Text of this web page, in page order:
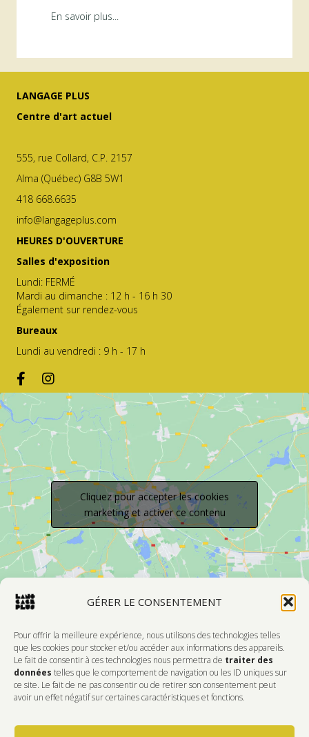
GÉRER LE CONSENTEMENT
Pour offrir la meilleure expérience, nous utilisons des technologies telles
que les cookies pour stocker et/ou accéder aux informations des appareils.
Le fait de consentir à ces technologies nous permettra de traiter des
données telles que le comportement de navigation ou les ID uniques sur
ce site. Le fait de ne pas consentir ou de retirer son consentement peut
avoir un effet négatif sur certaines caractéristiques et fonctions.
RAYON
En savoir plus...
LANGAGE PLUS
Centre d'art actuel
555, rue Collard, C.P. 2157
Alma (Québec) G8B 5W1
418 668.6635
info@langageplus.com
HEURES D'OUVERTURE
Salles d'exposition
Lundi: FERMÉ
Mardi au dimanche : 12 h - 16 h 30
Également sur rendez-vous
Bureaux
Lundi au vendredi : 9 h - 17 h
Cliquez pour accepter les cookies
marketing et activer ce contenu
Devenir Membre
DONNEZ DE L'AMOUR À VOTRE CENTRE